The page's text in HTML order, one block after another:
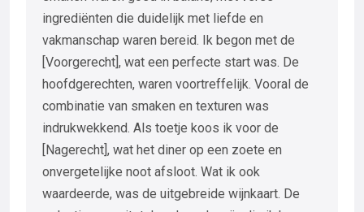
ingrediënten die duidelijk met liefde en
vakmanschap waren bereid. Ik begon met de
[Voorgerecht], wat een perfecte start was. De
hoofdgerechten, waren voortreffelijk. Vooral de
combinatie van smaken en texturen was
indrukwekkend. Als toetje koos ik voor de
[Nagerecht], wat het diner op een zoete en
onvergetelijke noot afsloot. Wat ik ook
waardeerde, was de uitgebreide wijnkaart. De